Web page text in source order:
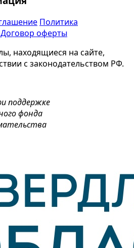
Политика
Договор оферты
находящиеся на сайте,
с законодательством РФ.
поддержке
фонда